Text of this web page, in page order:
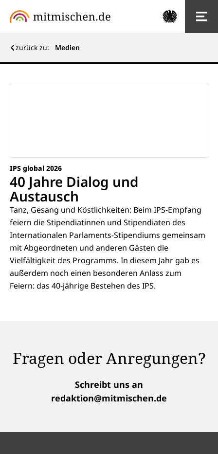
zurück zu: Medien
IPS global 2026
40 Jahre Dialog und
Austausch
Tanz, Gesang und Köstlichkeiten: Beim IPS-Empfang
feiern die Stipendiatinnen und Stipendiaten des
Internationalen Parlaments-Stipendiums gemeinsam
mit Abgeordneten und anderen Gästen die
Vielfältigkeit des Programms. In diesem Jahr gab es
außerdem noch einen besonderen Anlass zum
Feiern: das 40-jährige Bestehen des IPS.
Fragen oder Anregungen?
Schreibt uns an
redaktion@mitmischen.de